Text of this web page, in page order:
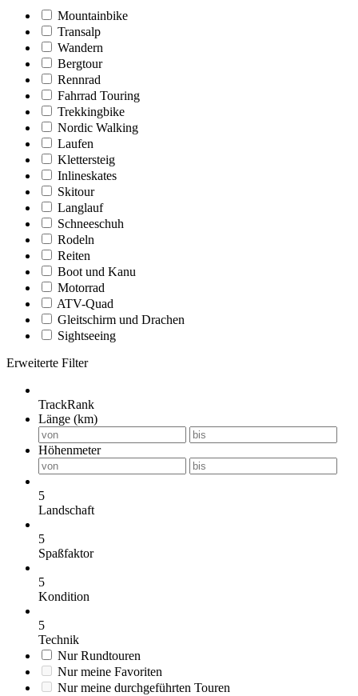
Mountainbike
Transalp
Wandern
Bergtour
Rennrad
Fahrrad Touring
Trekkingbike
Nordic Walking
Laufen
Klettersteig
Inlineskates
Skitour
Langlauf
Schneeschuh
Rodeln
Reiten
Boot und Kanu
Motorrad
ATV-Quad
Gleitschirm und Drachen
Sightseeing
Erweiterte Filter
TrackRank
Länge (km)
Höhenmeter
5
Landschaft
5
Spaßfaktor
5
Kondition
5
Technik
Nur Rundtouren
Nur meine Favoriten
Nur meine durchgeführten Touren